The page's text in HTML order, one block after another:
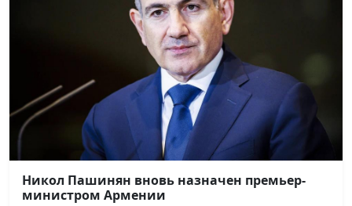
Никол Пашинян вновь назначен премьер-
министром Армении